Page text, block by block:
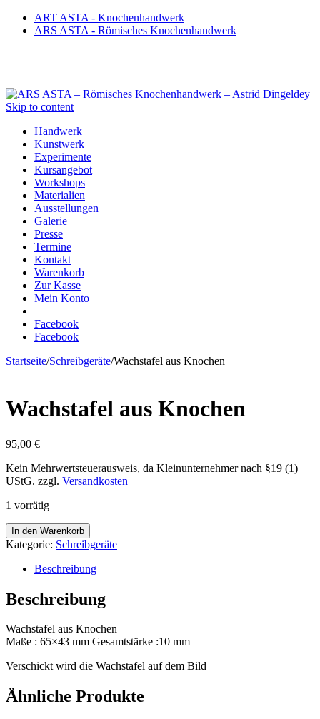
ART ASTA - Knochenhandwerk
ARS ASTA - Römisches Knochenhandwerk
Skip to content
Handwerk
Kunstwerk
Experimente
Kursangebot
Workshops
Materialien
Ausstellungen
Galerie
Presse
Termine
Kontakt
Warenkorb
Zur Kasse
Mein Konto
Facebook
Facebook
Startseite/Schreibgeräte/Wachstafel aus Knochen
Wachstafel aus Knochen
95,00 €
Kein Mehrwertsteuerausweis, da Kleinunternehmer nach §19 (1)
UStG. zzgl. Versandkosten
1 vorrätig
Wachstafel
aus
Knochen
Menge
In den Warenkorb
Kategorie: Schreibgeräte
Beschreibung
Beschreibung
Wachstafel aus Knochen
Maße : 65×43 mm Gesamtstärke :10 mm
Verschickt wird die Wachstafel auf dem Bild
Ähnliche Produkte